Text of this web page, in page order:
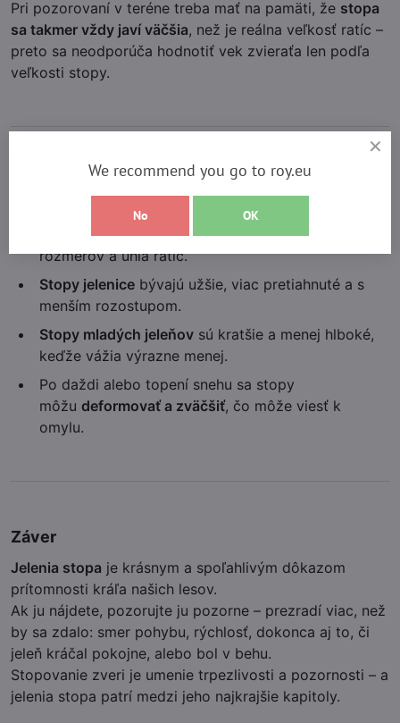
Pri pozorovaní v teréne treba mať na pamäti, že stopa
sa takmer vždy javí väčšia, než je reálna veľkosť ratíc –
preto sa neodporúča hodnotiť vek zvieraťa len podľa
veľkosti stopy.
Zaujímavosti o jeleních stopách
Skúsení poľovníci dokážu podľa stopy
jeleňa, daniela a srnca– najmä podľa tvaru,
rozmerov a uhla ratíc.
Stopy jelenice bývajú užšie, viac pretiahnuté a s
menším rozostupom.
Stopy mladých jeleňov sú kratšie a menej hlboké,
keďže vážia výrazne menej.
Po daždi alebo topení snehu sa stopy
môžu deformovať a zväčšiť, čo môže viesť k
omylu.
Záver
Jelenia stopa je krásnym a spoľahlivým dôkazom
prítomnosti kráľa našich lesov.
Ak ju nájdete, pozorujte ju pozorne – prezradí viac, než
by sa zdalo: smer pohybu, rýchlosť, dokonca aj to, či
jeleň kráčal pokojne, alebo bol v behu.
Stopovanie zveri je umenie trpezlivosti a pozornosti – a
jelenia stopa patrí medzi jeho najkrajšie kapitoly.
We recommend you go to roy.eu
No OK